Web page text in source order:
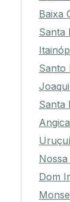
Baixa
Santa
Santo
Santa
Dom